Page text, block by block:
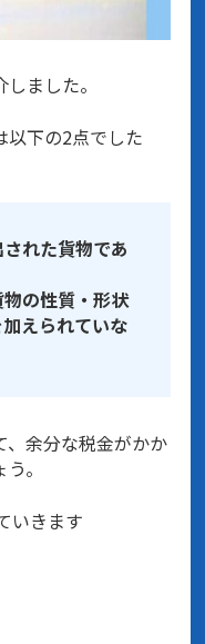
ました。
以下の2点でした
れた貨物であ
の性質・形状
えられていな
、余分な税金がかか
。
いきます